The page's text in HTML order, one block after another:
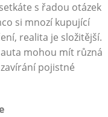
s řadou otázek
si mnozí kupující
realita je složitější.
auta mohou mít různá
pojistné